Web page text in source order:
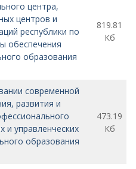
центра,
центров и
республики по
обеспечения
образования
819.81
Кб
современной
развития и
и управленческих
образования
473.19
Кб